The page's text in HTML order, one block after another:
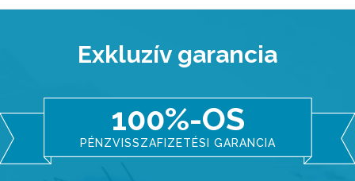
Exkluzív garancia
100%-OS
PÉNZVISSZAFIZETÉSI GARANCIA